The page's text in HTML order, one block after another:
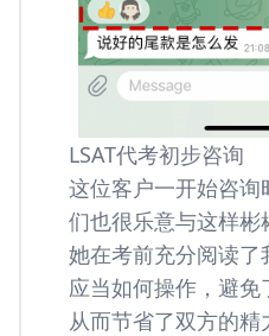
LSAT代考初步咨询
这位客户一开始咨
们也很乐意与这样彬
她在考前充分阅读了
应当如何操作，避免
从而节省了双方的精